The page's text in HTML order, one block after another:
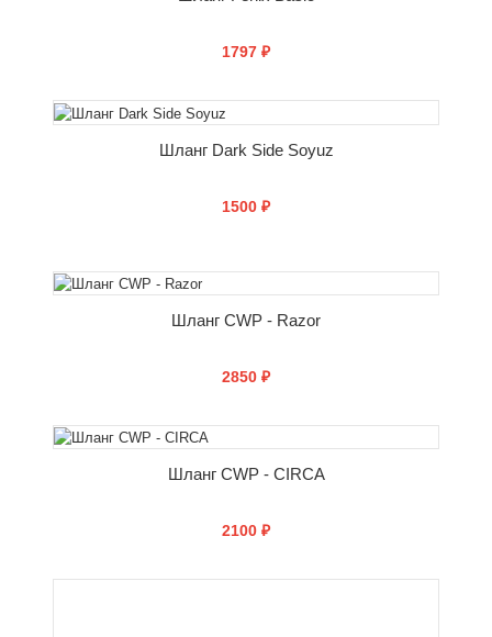
1797 ₽
СООБЩИТЬ О ПОСТУПЛЕНИИ
Шланг Dark Side Soyuz
1500 ₽
СООБЩИТЬ О ПОСТУПЛЕНИИ
Шланг CWP - Razor
2850 ₽
СООБЩИТЬ О ПОСТУПЛЕНИИ
Шланг CWP - CIRCA
2100 ₽